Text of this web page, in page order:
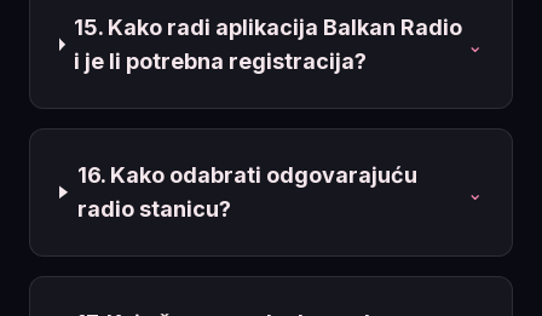
15. Kako radi aplikacija Balkan Radio
i je li potrebna registracija?
⌄
16. Kako odabrati odgovarajuću
radio stanicu?
⌄